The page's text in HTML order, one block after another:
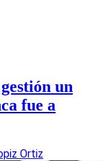
un
fue a
Ortiz